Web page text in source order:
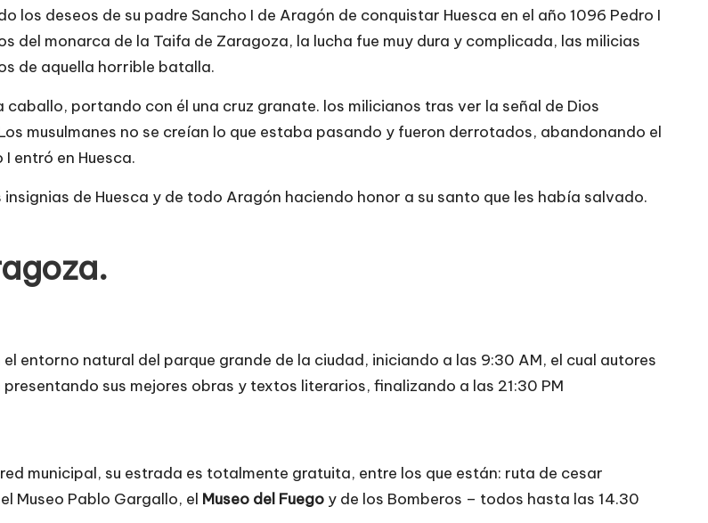
los deseos de su padre Sancho I de Aragón de conquistar Huesca en el año 1096 Pedro I
del monarca de la Taifa de Zaragoza, la lucha fue muy dura y complicada, las milicias
de aquella horrible batalla.
portando con él una cruz granate. los milicianos tras ver la señal de Dios
musulmanes no se creían lo que estaba pasando y fueron derrotados, abandonando el
entró en Huesca.
de Huesca y de todo Aragón haciendo honor a su santo que les había salvado.
entorno natural del parque grande de la ciudad, iniciando a las 9:30 AM, el cual autores
sus mejores obras y textos literarios, finalizando a las 21:30 PM
municipal, su estrada es totalmente gratuita, entre los que están: ruta de cesar
Museo Pablo Gargallo, el Museo del Fuego y de los Bomberos – todos hasta las 14.30